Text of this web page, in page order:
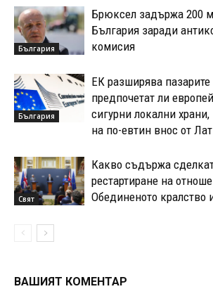
България
Брюксел задържа 200
България заради
комисия
България
ЕК разширява
предпочетат ли
сигурни локални
на по-евтин внос от
Свят
Какво съдържа
рестартиране на
Обединеното кралство
ВАШИЯТ КОМЕНТАР